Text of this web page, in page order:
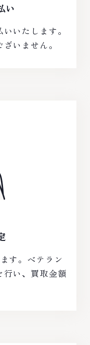
い
いたします。
いません。
す。ベテラン
行い、買取金額